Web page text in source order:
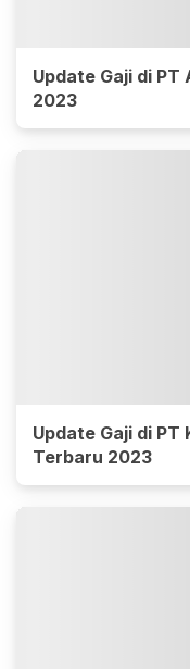
Update Gaji di PT
2023
Update Gaji di PT
Terbaru 2023